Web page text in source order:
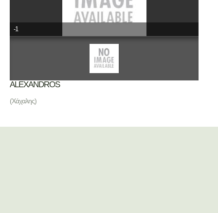
-1
ΑLEXANDROS
(Χάχαλης)